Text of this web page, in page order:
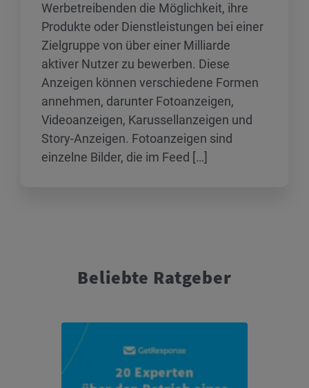
Werbetreibenden die Möglichkeit, ihre
Produkte oder Dienstleistungen bei einer
Zielgruppe von über einer Milliarde
aktiver Nutzer zu bewerben. Diese
Anzeigen können verschiedene Formen
annehmen, darunter Fotoanzeigen,
Videoanzeigen, Karussellanzeigen und
Story-Anzeigen. Fotoanzeigen sind
einzelne Bilder, die im Feed […]
Beliebte Ratgeber